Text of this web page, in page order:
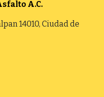
A.C.
14010, Ciudad de